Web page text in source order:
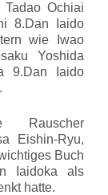
Ochiai
8.Dan Iaido
wie Iwao
Yoshida
9.Dan Iaido
Rauscher
Eishin-Ryu,
Buch
Iaidoka als
hatte.